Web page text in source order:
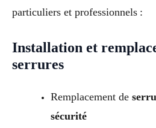
particuliers et professionnels :
Installation et
serrures
Remplacement de
sécurité